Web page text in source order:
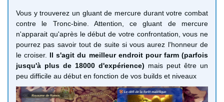
Vous y trouverez un gluant de mercure durant votre combat
contre le Tronc-bine. Attention, ce gluant de mercure
n'apparait qu'après le début de votre confrontation, vous ne
pourrez pas savoir tout de suite si vous aurez l'honneur de
le croiser. Il s'agit du meilleur endroit pour farm (parfois
jusqu'à plus de 18000 d'expérience) mais peut être un
peu difficile au début en fonction de vos builds et niveaux